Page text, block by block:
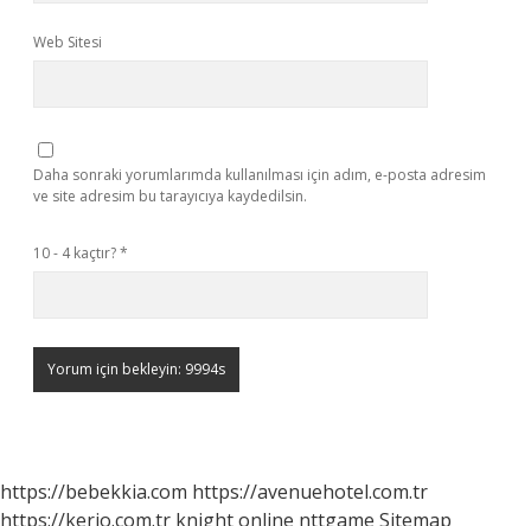
Web Sitesi
Daha sonraki yorumlarımda kullanılması için adım, e-posta adresim
ve site adresim bu tarayıcıya kaydedilsin.
10 - 4 kaçtır?*
https://bebekkia.com https://avenuehotel.com.tr
https://kerio.com.tr knight online nttgame Sitemap